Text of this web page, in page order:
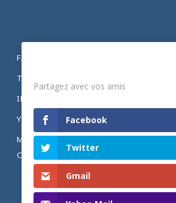
FACEBOOK
TWITTER
INSTAGRAM
YOUTUBE
MENTIONS LÉGALES ET POLITIQUE DE
CONFIDENTIALITÉ
Partagez avec vos amis
Facebook
Twitter
Gmail